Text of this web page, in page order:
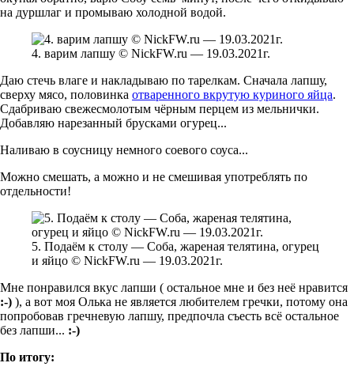
на дуршлаг и промываю холодной водой.
4. варим лапшу © NickFW.ru — 19.03.2021г.
Даю стечь влаге и накладываю по тарелкам. Сначала лапшу,
сверху мясо, половинка отваренного вкрутую куриного яйца.
Сдабриваю свежесмолотым чёрным перцем из мельнички.
Добавляю нарезанный брусками огурец...
Наливаю в соусницу немного соевого соуса...
Можно смешать, а можно и не смешивая употреблять по
отдельности!
5. Подаём к столу — Соба, жареная телятина, огурец
и яйцо © NickFW.ru — 19.03.2021г.
Мне понравился вкус лапши ( остальное мне и без неё нравится
:-) ), а вот моя Олька не является любителем гречки, потому она
попробовав гречневую лапшу, предпочла съесть всё остальное
без лапши... :-)
По итогу: